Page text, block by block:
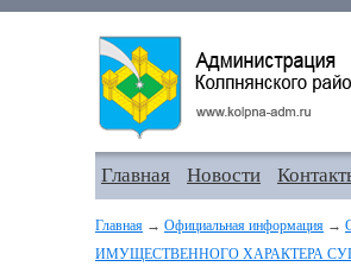
Главная Новости
Главная → Официальная информация →
ИМУЩЕСТВЕННОГО ХАРАКТЕРА